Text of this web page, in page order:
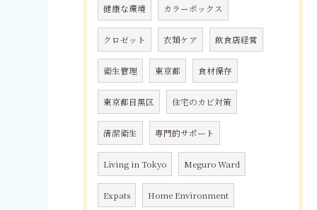
健康な環境 カラーボックス
クロゼット 衣類ケア 飲食店経営
衛生管理 東京都 食材保存
東京都目黒区 住宅のカビ対策
清潔衛生 専門的サポート
Living in Tokyo Meguro Ward
Expats Home Environment